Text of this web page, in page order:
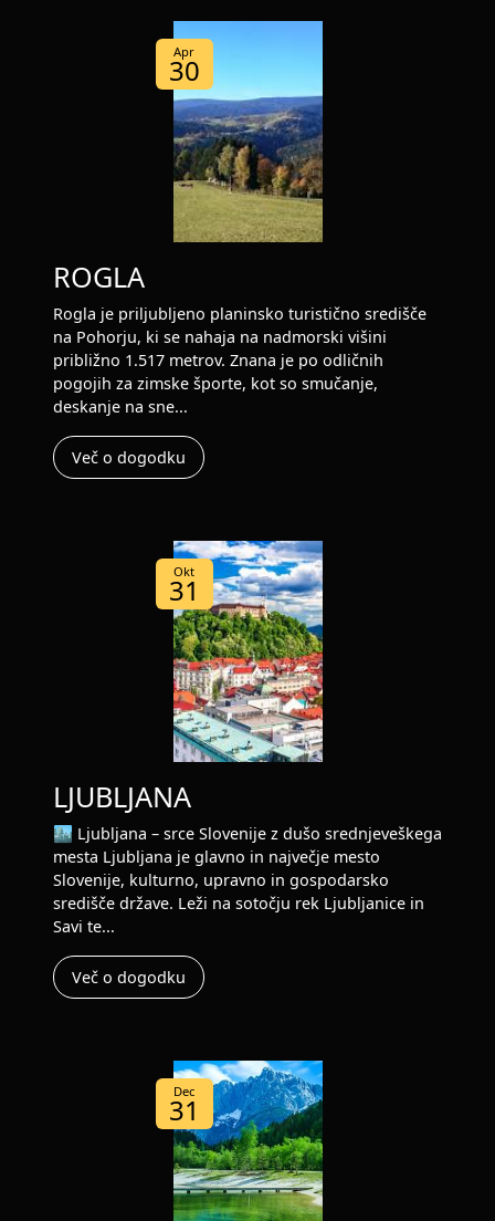
Apr
30
ROGLA
Rogla je priljubljeno planinsko turistično središče
na Pohorju, ki se nahaja na nadmorski višini
približno 1.517 metrov. Znana je po odličnih
pogojih za zimske športe, kot so smučanje,
deskanje na sne...
Več o dogodku
Okt
31
LJUBLJANA
🏙️ Ljubljana – srce Slovenije z dušo srednjeveškega
mesta Ljubljana je glavno in največje mesto
Slovenije, kulturno, upravno in gospodarsko
središče države. Leži na sotočju rek Ljubljanice in
Savi te...
Več o dogodku
Dec
31